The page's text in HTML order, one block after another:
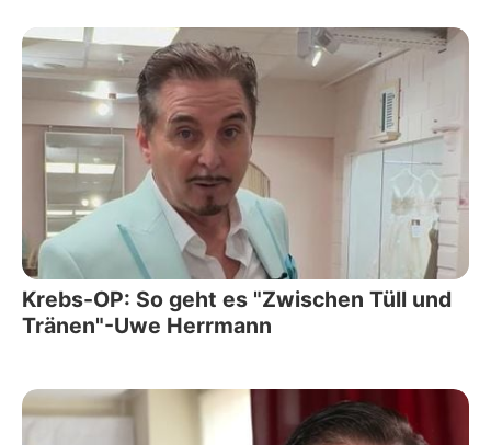
Krebs-OP: So geht es "Zwischen Tüll und
Tränen"-Uwe Herrmann